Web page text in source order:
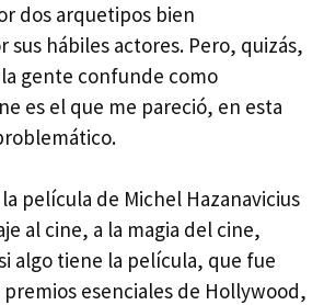
dos arquetipos bien
hábiles actores. Pero, quizás,
gente confunde como
es el que me pareció, en esta
película de Michel Hazanavicius
al cine, a la magia del cine,
algo tiene la película, que fue
esenciales de Hollywood,